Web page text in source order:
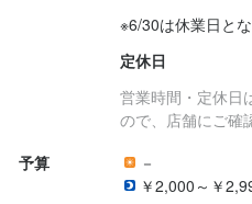
※6/30は休業日と
定休日
営業時間・定休日
ので、店舗にご確
予算
－
￥2,000～￥
◆月に一度社内研修あり
◆新店舗の店長は立候補制（会社
◆独立支援制度で、自分のお店
あなたの人生はあなたのもの！
今は何もないと、焦らなくても大
まずあなたにお任せするのは、
・開店準備からお客様のご案内
・料理やドリンク提供
当店がさらなる飛躍を遂げられ
楽しみながら成長できます！
◆新店舗の店長は立候補制（会社
◆エリアマネージャーや本社勤務
まずあなたにお任せするのは、
・盛り付け、調理業務
・清掃